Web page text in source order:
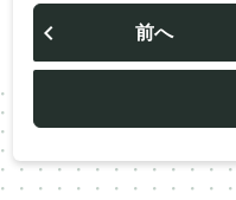
前へ